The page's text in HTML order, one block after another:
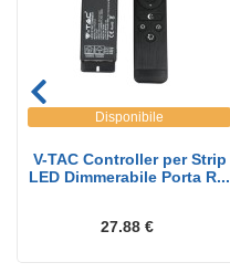
Disponibile
V-TAC Controller per Strip
LED Dimmerabile Porta R...
27.88 €